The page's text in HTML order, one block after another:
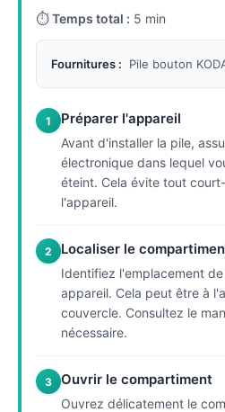
⏱Temps total : 5 min
Fournitures : Pile bouton
1 Préparer l'appareil
Avant d'installer la pile,
électronique dans lequel
éteint. Cela évite tout
l'appareil.
2 Localiser le
Identifiez l'emplacement
appareil. Cela peut être à
couvercle. Consultez le
nécessaire.
3 Ouvrir le compartiment
Ouvrez délicatement le